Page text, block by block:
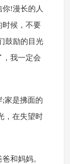
!漫长的人
时候，不要
鼓励的目光
，我一定会
家是拂面的
，在失望时
和妈妈。